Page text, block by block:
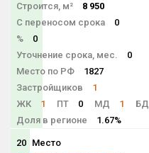
Строится, м²
8 950
С переносом срока
0
%
0
Уточнение срока, мес.
0
Место по РФ
1827
Застройщиков
1
ЖК
1 ПТ 0 МД 1 БД
Доля в регионе
1.67%
20 Место